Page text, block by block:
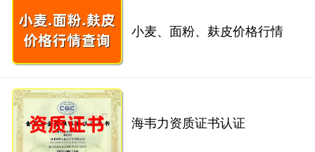
小麦、面粉、麸皮价格行情
海韦力资质证书认证